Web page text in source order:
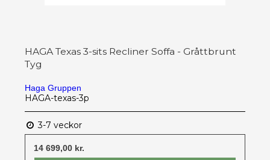
HAGA Texas 3-sits Recliner Soffa - Gråttbrunt
Tyg
Haga Gruppen
HAGA-texas-3p
3-7 veckor
14 699,00 kr.